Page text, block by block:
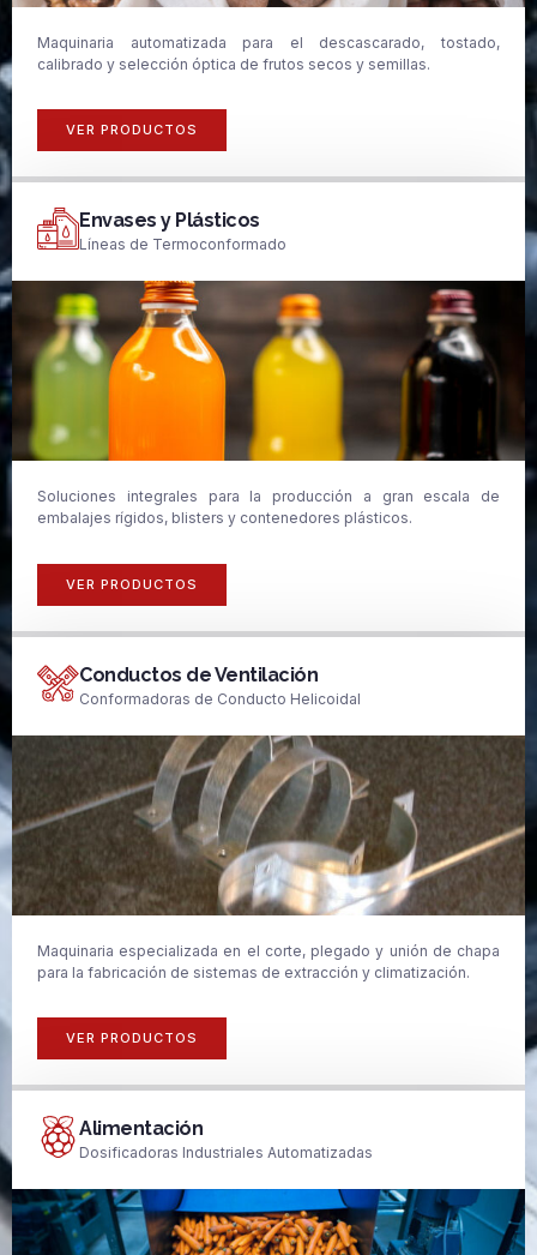
Maquinaria automatizada para el descascarado, tostado,
calibrado y selección óptica de frutos secos y semillas.
VER PRODUCTOS
Envases y Plásticos
Líneas de Termoconformado
Soluciones integrales para la producción a gran escala de
embalajes rígidos, blisters y contenedores plásticos.
VER PRODUCTOS
Conductos de Ventilación
Conformadoras de Conducto Helicoidal
Maquinaria especializada en el corte, plegado y unión de chapa
para la fabricación de sistemas de extracción y climatización.
VER PRODUCTOS
Alimentación
Dosificadoras Industriales Automatizadas